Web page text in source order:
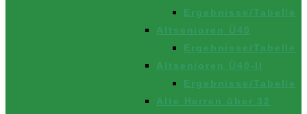
Ergebnisse/Tabelle
Altsenioren Ü40
Ergebnisse/Tabelle
Altsenioren Ü40-II
Ergebnisse/Tabelle
Alte Herren über 32